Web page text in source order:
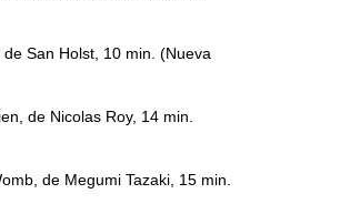
San Holst, 10 min. (Nueva
de Nicolas Roy, 14 min.
de Megumi Tazaki, 15 min.